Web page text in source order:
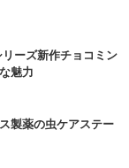
ーズ新作チョコミン
魅力
製薬の虫ケアステー